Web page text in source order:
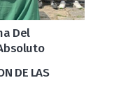
Del
DE LAS